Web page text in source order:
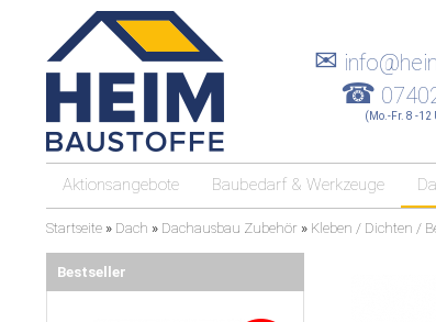
✉
☎
(Mo.-Fr. 8 -12
Aktionsangebote Baubedarf & Werkzeuge
Startseite » Dach » Dachausbau Zubehör » Kleben / Dichten /
Bestseller